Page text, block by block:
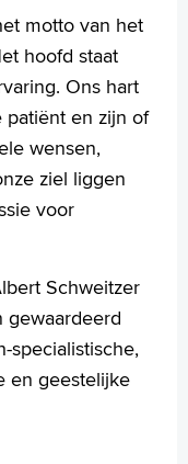
motto van het
hoofd staat
Ons hart
patiënt en zijn of
wensen,
ziel liggen
voor
Schweitzer
gewaardeerd
specialistische,
en geestelijke